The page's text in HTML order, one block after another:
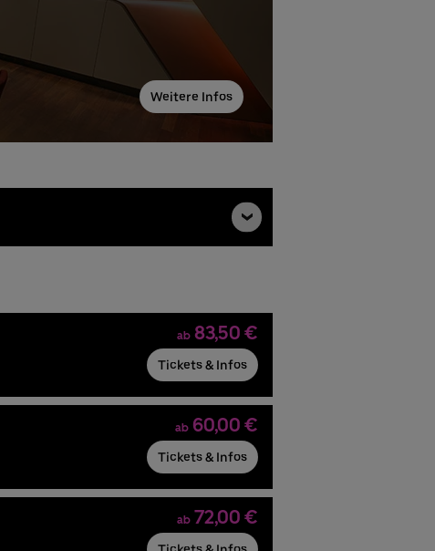
Weitere Infos
ab 83,50 €
Tickets & Infos
ab 60,00 €
Tickets & Infos
ab 72,00 €